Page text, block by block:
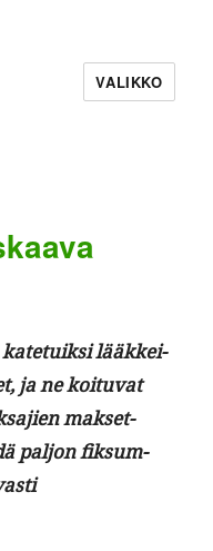
VALIKKO
kate­tuik­si lääkkei­
ja ne koitu­vat
mak­set­
paljon fik­sum­